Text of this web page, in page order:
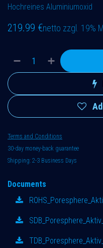
Hochreines Aluminiumoxid
219.99 €netto zzgl. 19%
Terms and Conditions
30-day money-back guarantee
Shipping: 2-3 Business Days
Documents